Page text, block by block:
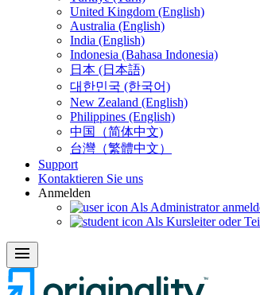
United Kingdom (English)
Australia (English)
India (English)
Indonesia (Bahasa Indonesia)
日本 (日本語)
대한민국 (한국어)
New Zealand (English)
Philippines (English)
中国（简体中文)
台灣（繁體中文）
Support
Kontaktieren Sie uns
Anmelden
Als Administrator
Als Kursleiter oder
menu